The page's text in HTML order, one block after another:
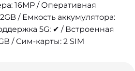
16MP / Оперативная
/ Емкость аккумулятора:
5G: ✔ / Встроенная
/ Сим-карты: 2 SIM